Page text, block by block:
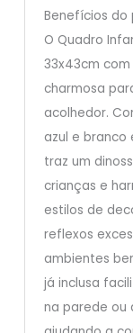
Benefícios do
O Quadro
33x43cm
charmosa
acolhedor.
azul e branco
traz um
crianças e
estilos de
reflexos
ambientes
já inclusa
na parede ou